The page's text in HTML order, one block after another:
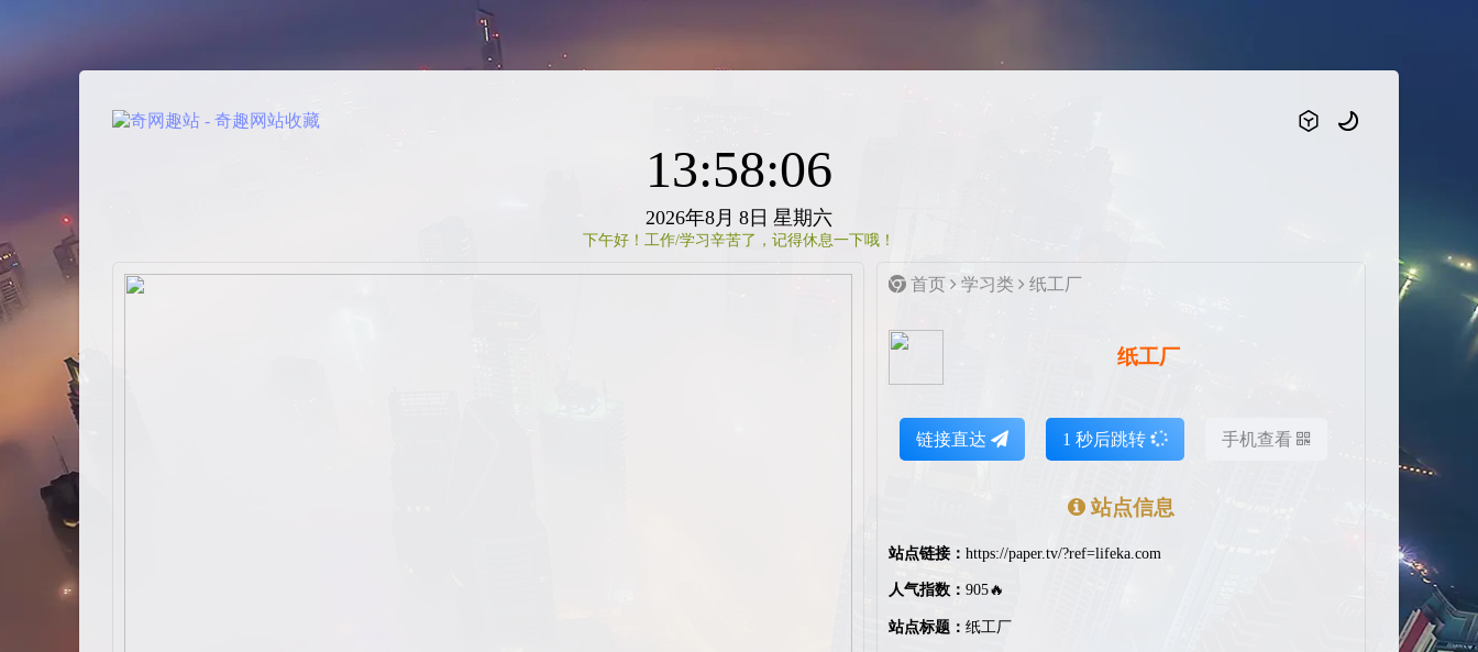
13:58:06
2026年8月 8日 星期六
下午好！工作/学习辛苦了，记得休息一下哦！
首页 学习类 纸工厂
纸工厂
链接直达 1 秒后跳转 手机查看
站点信息
站点链接：https://paper.tv/?ref=lifeka.com
人气指数：905🔥
站点标题：纸工厂